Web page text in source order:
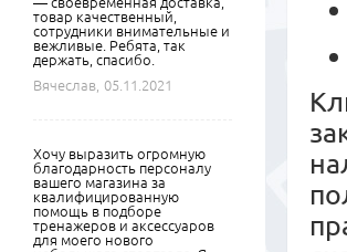
товар качественный,
сотрудники внимательные и
вежливые. Ребята, так
держать, спасибо.
Вячеслав, 05.11.2021
Хочу выразить огромную
благодарность персоналу
вашего магазина за
квалифицированную
помощь в подборе
тренажеров и аксессуаров
для моего нового